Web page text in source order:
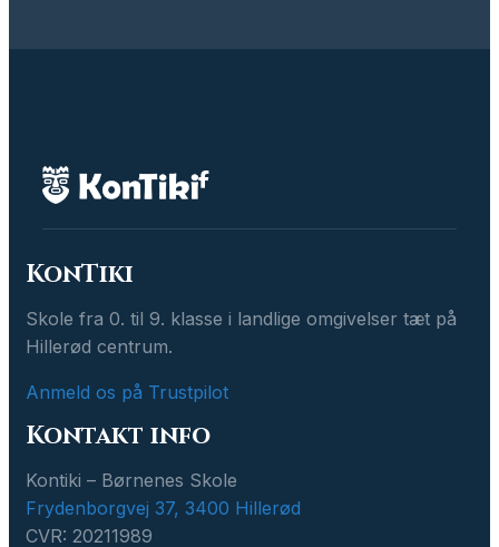
KonTiki
Skole fra 0. til 9. klasse i landlige omgivelser tæt på
Hillerød centrum.
Anmeld os på Trustpilot
Kontakt info
Kontiki – Børnenes Skole
Frydenborgvej 37, 3400 Hillerød
CVR: 20211989